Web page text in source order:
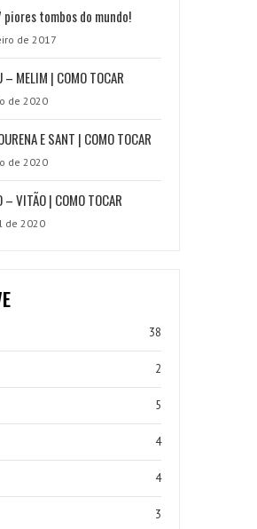
piores tombos do mundo!
de 2017
– MELIM | COMO TOCAR
de 2020
E SANT | COMO TOCAR
de 2020
– VITÃO | COMO TOCAR
de 2020
38
2
5
4
4
3